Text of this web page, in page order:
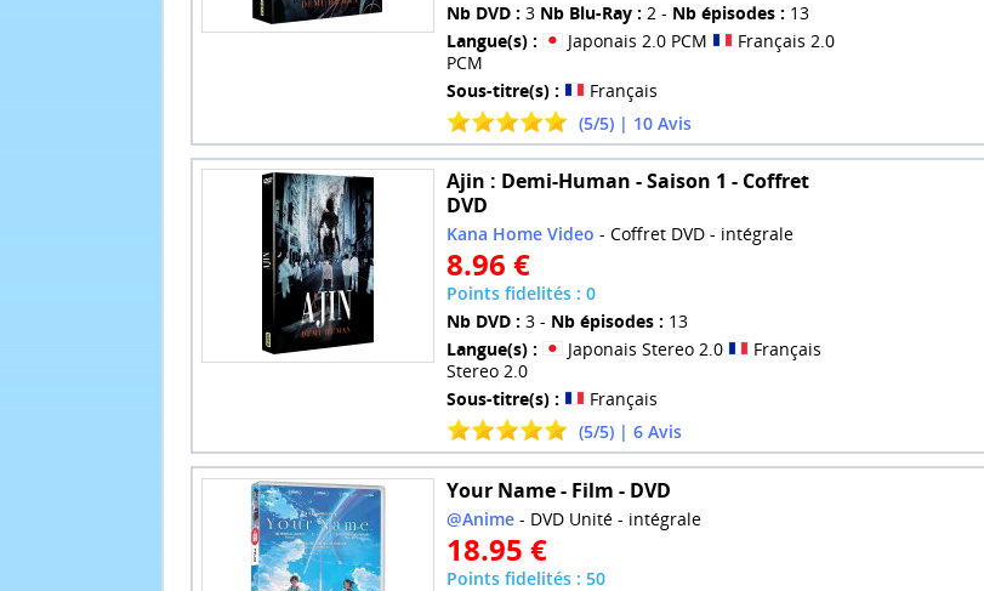
Nb DVD : 3 Nb Blu-Ray : 2 - Nb épisodes : 13
Langue(s) :
Japonais 2.0 PCM
Français 2.0
PCM
Sous-titre(s) :
Français
(5/5) | 10 Avis
Ajin : Demi-Human - Saison 1 - Coffret
DVD
Kana Home Video - Coffret DVD - intégrale
8.96 €
Points fidelités : 0
Nb DVD : 3 - Nb épisodes : 13
Langue(s) :
Japonais Stereo 2.0
Français
Stereo 2.0
Sous-titre(s) :
Français
(5/5) | 6 Avis
Your Name - Film - DVD
@Anime- DVD Unité - intégrale
18.95 €
Points fidelités : 50